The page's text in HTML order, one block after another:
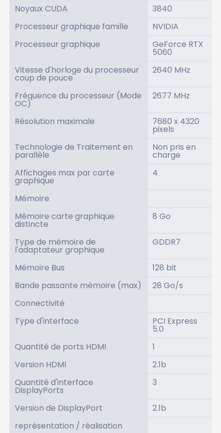
Noyaux CUDA
3840
Processeur graphique famille
NVIDIA
Processeur graphique
GeForce RTX
5060
Vitesse d'horloge du processeur
coup de pouce
2640 MHz
Fréquence du processeur (Mode
OC)
2677 MHz
Résolution maximale 7680 x 4320
pixels
Technologie de Traitement en
parallèle
Non pris en
charge
Affichages max par carte
graphique
4
Mémoire
Mémoire carte graphique
distincte
8 Go
Type de mémoire de
l'adaptateur graphique
GDDR7
Mémoire Bus
128 bit
Bande passante mémoire (max)
28 Go/s
Connectivité
Type d'interface
PCI Express
5.0
Quantité de ports HDMI
1
Version HDMI
2.1b
Quantité d'interface
DisplayPorts
3
Version de DisplayPort
2.1b
représentation / réalisation